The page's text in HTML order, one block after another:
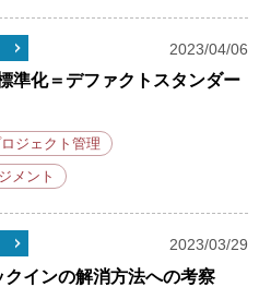
2023/04/06
準化＝デファクトスタンダー
ジェクト管理
メント
2023/03/29
クインの解消方法への考察